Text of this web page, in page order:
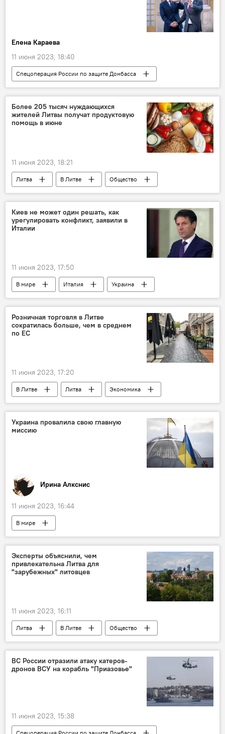
Елена Караева
11 июня 2023, 18:40
Спецоперация России по защите Донбасса
В мире
Эммануэль Макрон
Олаф Шольц
Германия
Россия
ЕС
Франция
Более 205 тысяч нуждающихся
жителей Литвы получат продуктовую
помощь в июне
11 июня 2023, 18:21
Литва В Литве
Общество
продукты питания
Киев не может один решать, как
урегулировать конфликт, заявили в
Италии
11 июня 2023, 17:50
В мире Италия
Украина
Владимир Зеленский
Джузеппе Конте
Розничная торговля в Литве
сократилась больше, чем в среднем
по ЕС
11 июня 2023, 17:20
В Литве Литва
Экономика
Общество
торговля
Украина провалила свою главную
миссию
Ирина Алкснис
11 июня 2023, 16:44
В мире
Эксперты объяснили, чем
привлекательна Литва для
"зарубежных" литовцев
11 июня 2023, 16:11
Литва В Литве
Общество
жители
литовцы
ВС России отразили атаку катеров-
дронов ВСУ на корабль "Приазовье"
11 июня 2023, 15:38